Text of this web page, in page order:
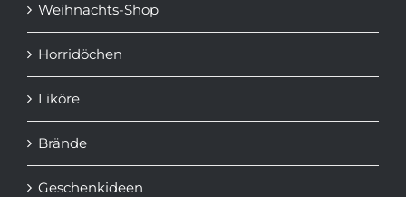
Weihnachts-Shop
Horridöchen
Liköre
Brände
Geschenkideen